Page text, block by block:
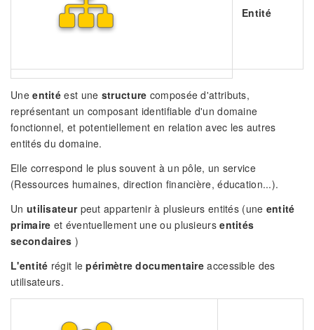
Entité
Uneentité est une structure composée d'attributs,
représentant un composant identifiable d'un domaine
fonctionnel, et potentiellement en relation avec les autres
entités du domaine.
Elle correspond le plus souvent à un pôle, un service
(Ressources humaines, direction financière, éducation...).
Un utilisateurpeut appartenir à plusieurs entités (une entité
primaire et éventuellement une ou plusieursentités
secondaires )
L'entité régit lepérimètre documentaire accessible des
utilisateurs.